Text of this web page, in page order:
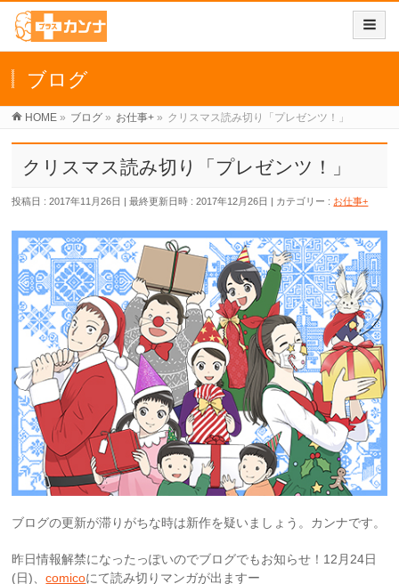
ブログ
HOME » ブログ » お仕事+ » クリスマス読み切り「プレゼンツ！」
クリスマス読み切り「プレゼンツ！」
投稿日 : 2017年11月26日 最終更新日時 : 2017年12月26日 カテゴリー : お仕事+
ブログの更新が滞りがちな時は新作を疑いましょう。カンナです。
昨日情報解禁になったっぽいのでブログでもお知らせ！12月24日
(日)、comicoにて読み切りマンガが出ますー